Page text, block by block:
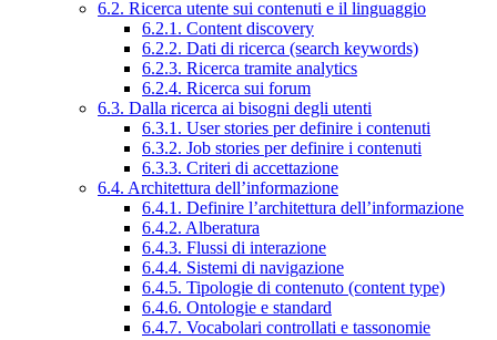
6.2. Ricerca utente sui contenuti e il linguaggio
6.2.1. Content discovery
6.2.2. Dati di ricerca (search keywords)
6.2.3. Ricerca tramite analytics
6.2.4. Ricerca sui forum
6.3. Dalla ricerca ai bisogni degli utenti
6.3.1. User stories per definire i contenuti
6.3.2. Job stories per definire i contenuti
6.3.3. Criteri di accettazione
6.4. Architettura dell’informazione
6.4.1. Definire l’architettura dell’informazione
6.4.2. Alberatura
6.4.3. Flussi di interazione
6.4.4. Sistemi di navigazione
6.4.5. Tipologie di contenuto (content type)
6.4.6. Ontologie e standard
6.4.7. Vocabolari controllati e tassonomie